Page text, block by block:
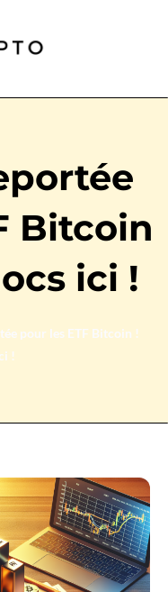
Bitcoin
ici !
pour les ETF Bitcoin !
!